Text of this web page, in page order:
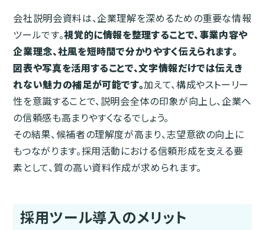
会社説明会資料は、企業理解を深めるための重要な情報
ツールです。視覚的に情報を整理することで、事業内容や
企業理念、社風を短時間で分かりやすく伝えられます。
図表や写真を活用することで、文字情報だけでは伝えき
れない魅力の補足が可能です。加えて、構成やストーリー
性を意識することで、説明会全体の印象が向上し、企業へ
の信頼感も高まりやすくなるでしょう。
その結果、候補者の理解度が高まり、志望意欲の向上に
もつながります。採用活動における信頼形成を支える要
素として、質の高い資料作成が求められます。
採用ツール導入のメリット